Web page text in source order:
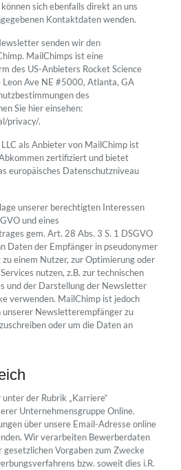
sich ebenfalls direkt an uns
Kontaktdaten wenden.
senden wir den
MailChimps ist eine
des US-Anbieters Rocket Science
Leon Ave NE #5000, Atlanta, GA
des
Sie hier einsehen:
privacy/.
als Anbieter von MailChimp ist
zertifiziert und bietet
europäisches Datenschutzniveau
unserer berechtigten Interessen
und eines
gem. Art. 28 Abs. 3 S. 1 DSGVO
Daten der Empfänger in pseudonymer
zu einem Nutzer, zur Optimierung oder
nutzen, z.B. zur technischen
und der Darstellung der Newsletter
verwenden. MailChimp ist jedoch
Newsletterempfänger zu
oder um die Daten an
der Rubrik „Karriere“
Unternehmensgruppe Online.
über unsere Email-Adresse online
Wir verarbeiten Bewerberdaten
Vorgaben zum Zwecke
bzw. soweit dies i.R.